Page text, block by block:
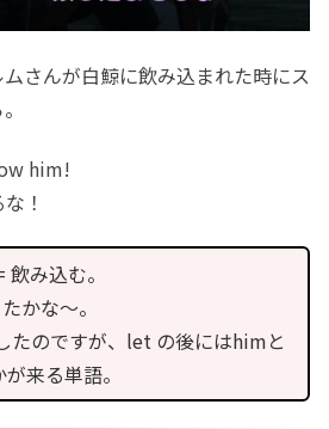
さんが白鯨に飲み込まれた時にス
him!
！
み込む。
かな〜。
たのですが、let の後にはhimと
来る単語。